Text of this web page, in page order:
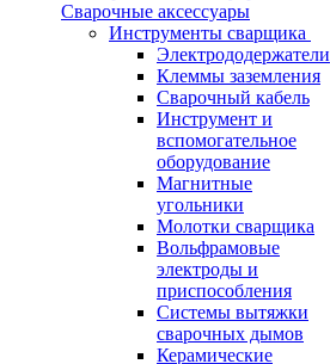
Сварочные аксессуары
Инструменты сварщика
Электрододержатели
Клеммы заземления
Сварочный кабель
Инструмент и
вспомогательное
оборудование
Магнитные
угольники
Молотки сварщика
Вольфрамовые
электроды и
приспособления
Системы вытяжки
сварочных дымов
Керамические